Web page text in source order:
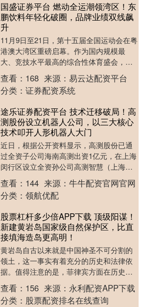
国盛证券平台 燃动全运潮领湾区！东
鹏饮料年轻化破圈，品牌业绩双线飙
升
11月9日至21日，第十五届全国运动会在粤
港澳大湾区重磅启幕。作为国内规模最
大、竞技水平最高的综合性体育盛会，全
运会不仅是顶尖运动员逐梦争光的舞台，
更成为品牌链....
查看： 168 来源： 易云达配资平台
分类： 证券配资系统
途乐证券配资平台 技术迁移破局！高
测股份设立机器人公司，以三大核心
技术叩开人形机器人大门
近日，根据公开资料显示，高测股份已通
过全资子公司海南高测出资1亿元，在上海
闵行区设立全资孙公司高测智慧（上海）
机器人有限公司，专注人形机器人核心零
部件及加工设备....
查看： 144 来源： 牛牛配资官网官网
分类： 领航优配
股票杠杆多少倍APP下载 顶级阳谋！
新建黄岩岛国家级自然保护区，比直
接填海造岛更高明！
黄岩岛自古以来就是中国神圣不可分割的
领土，这一事实有着充分的历史和法律依
据。值得注意的是，菲律宾方面在历史上
也曾多次明确承认这一点。1990年，时任
菲律宾驻德国....
查看： 156 来源： 永利配资APP下载
分类： 股票配资排名在线查询